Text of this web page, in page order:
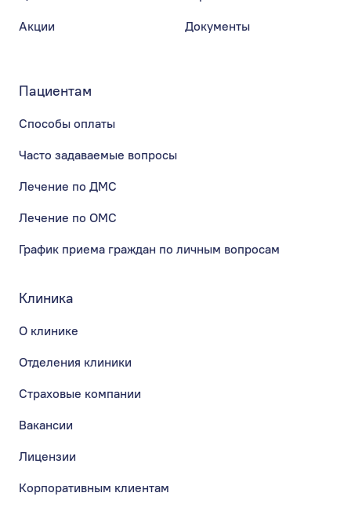
Акции Документы
Пациентам
Способы оплаты
Часто задаваемые вопросы
Лечение по ДМС
Лечение по ОМС
График приема граждан по личным вопросам
Клиника
О клинике
Отделения клиники
Страховые компании
Вакансии
Лицензии
Корпоративным клиентам